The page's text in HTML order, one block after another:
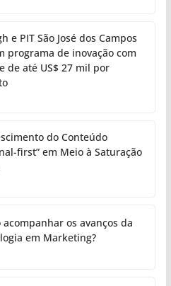
e PIT São José dos Campos
programa de inovação com
de até US$ 27 mil por
do Conteúdo
first” em Meio à Saturação
acompanhar os avanços da
em Marketing?